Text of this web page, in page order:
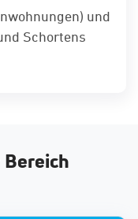
und
Schortens
Bereich